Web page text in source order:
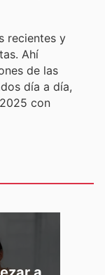
recientes y
Ahí
de las
día a día,
con